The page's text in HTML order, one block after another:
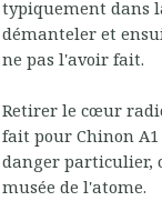
typiquement dans
démanteler et
ne pas l'avoir fait.
Retirer le cœur
fait pour Chinon
danger particulier,
musée de l'atome.